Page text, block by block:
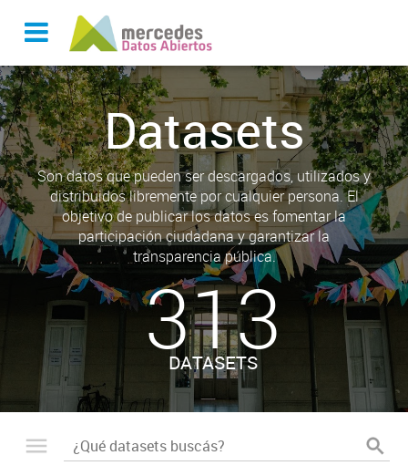
Datasets
Son datos que pueden ser descargados, utilizados y
distribuidos libremente por cualquier persona. El
objetivo de publicar los datos es fomentar la
participación ciudadana y garantizar la
transparencia pública.
313
DATASETS